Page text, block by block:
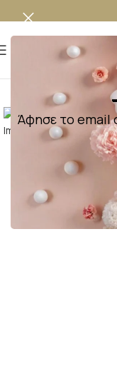
Άφησε το email
Κλικ για